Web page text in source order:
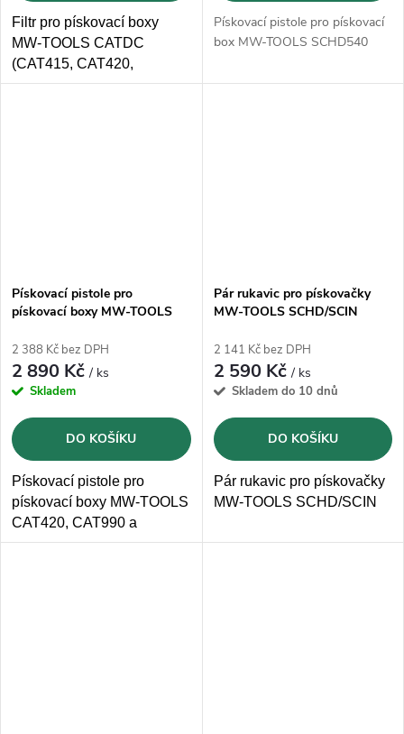
Filtr pro pískovací boxy
MW-TOOLS CATDC
(CAT415, CAT420,
CAT880, CAT990 a
Pískovací pistole pro pískovací
box MW-TOOLS SCHD540
Pískovací pistole pro
pískovací boxy MW-TOOLS
2 388 Kč bez DPH
2 890 Kč/ ks
Skladem
DO KOŠÍKU
Pískovací pistole pro
pískovací boxy MW-TOOLS
CAT420, CAT990 a
CAT1200
Pár rukavic pro pískovačky
MW-TOOLS SCHD/SCIN
2 141 Kč bez DPH
2 590 Kč/ ks
Skladem do 10 dnů
DO KOŠÍKU
Pár rukavic pro pískovačky
MW-TOOLS SCHD/SCIN